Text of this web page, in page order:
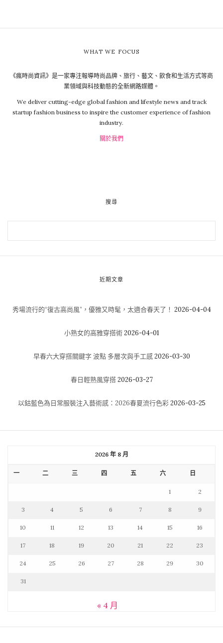
WHAT WE FOCUS
《瘋時尚資訊》是一家專注報導時尚品牌、旅行、藝文、飲食和生活方式等商
業領域與科技動態的全新網路媒體。
We deliver cutting-edge global fashion and lifestyle news and track
startup fashion business to inspire the customer experience of fashion
industry.
關於我們
搜尋
近期文章
秀場流行的“復古高尚風”，優雅又時髦，太適合春天了！ 2026-04-04
小熟女的高雅穿搭術 2026-04-01
早春六大穿搭關鍵字 波點 多層次與手工感 2026-03-30
春日輕熟風穿搭 2026-03-27
以鈷藍色為日常服裝注入藝術感：2026春夏流行色彩 2026-03-25
2026 年 8 月
一 二 三 四 五 六 日
1 2
3 4 5 6 7 8 9
10 11 12 13 14 15 16
17 18 19 20 21 22 23
24 25 26 27 28 29 30
31
« 4 月